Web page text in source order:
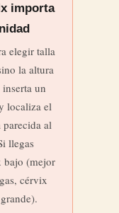
importa
elegir talla
la altura
un
localiza el
al
llegas
bajo (mejor
cérvix